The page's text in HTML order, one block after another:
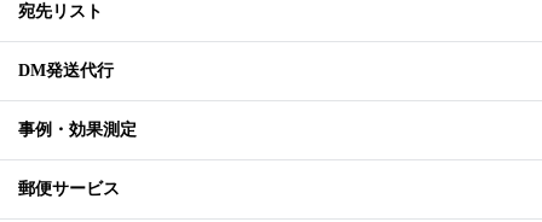
宛先リスト
DM発送代行
事例・効果測定
郵便サービス